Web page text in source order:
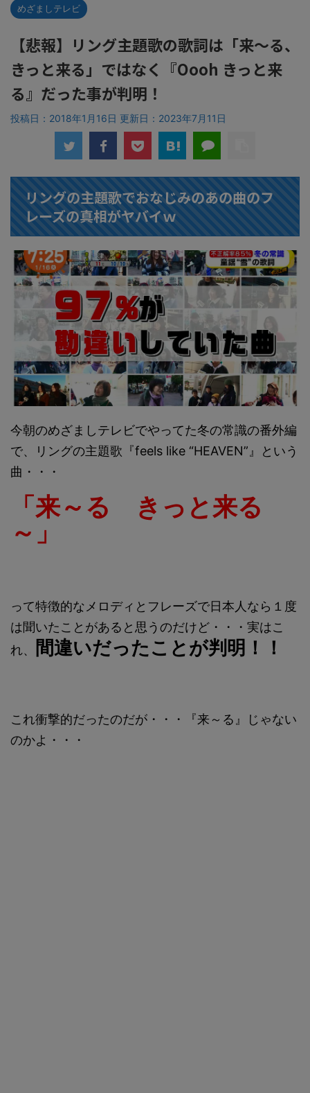
めざましテレビ
【悲報】リング主題歌の歌詞は「来～る、
きっと来る」ではなく『Oooh きっと来
る』だった事が判明！
投稿日：2018年1月16日 更新日： 2023年7月11日
リングの主題歌でおなじみのあの曲のフ
レーズの真相がヤバイｗ
今朝のめざましテレビでやってた冬の常識の番外編
で、リングの主題歌『feels like “HEAVEN”』という
曲・・・
「来～る きっと来る
～」
って特徴的なメロディとフレーズで日本人なら１度
は聞いたことがあると思うのだけど・・・実はこ
れ、
間違いだったことが判明！！
これ衝撃的だったのだが・・・『来～る』じゃない
のかよ・・・